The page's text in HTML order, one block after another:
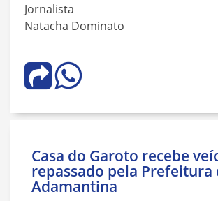
Jornalista
Natacha Dominato
Casa do Garoto recebe
repassado pela Prefeitura
Adamantina